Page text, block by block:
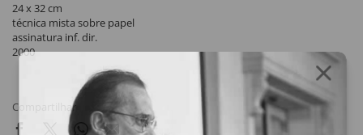
24 x 32 cm
técnica mista sobre papel
assinatura inf. dir.
2000
Compartilhar